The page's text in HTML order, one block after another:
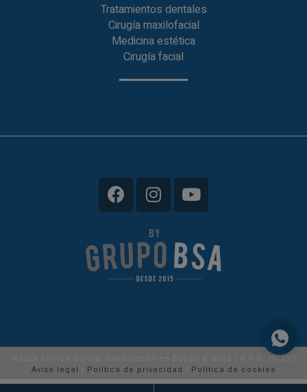
Tratamientos dentales
Cirugía maxilofacial
Medicina estética
Cirugía facial
©2026 Clínica Dental Santisteban en Bilbao e Ibiza | R.P.S. 20/25 |
Aviso legal
Política de privacidad Política de cookies